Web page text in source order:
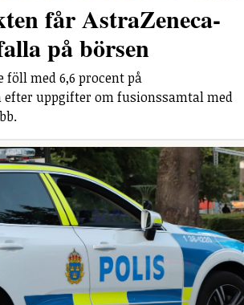
får AstraZeneca-
på börsen
föll med 6,6 procent på
efter uppgifter om fusionssamtal med